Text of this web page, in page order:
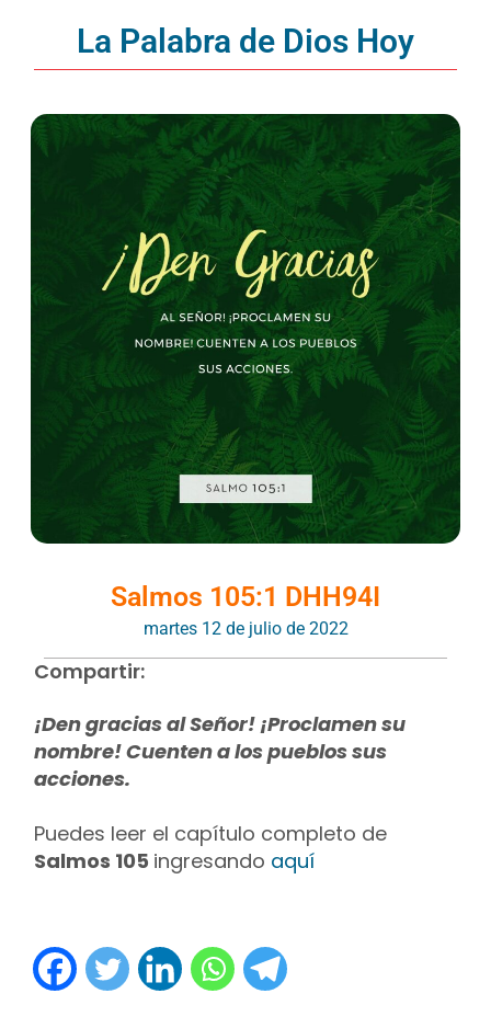
La Palabra de Dios Hoy
Salmos 105:1 DHH94I
martes 12 de julio de 2022
Compartir:
¡Den gracias al Señor! ¡Proclamen su
nombre! Cuenten a los pueblos sus
acciones.
Puedes leer el capítulo completo de
Salmos 105 ingresando aquí